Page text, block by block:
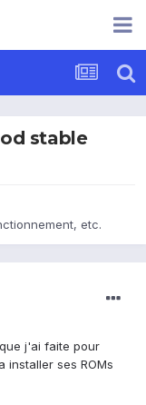
stable
etc.
j'ai faite pour
installer ses ROMs